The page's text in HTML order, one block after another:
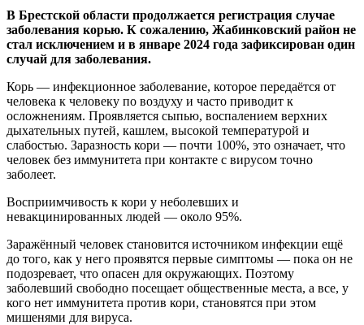
В Брестской области продолжается регистрация случае
заболевания корью. К сожалению, Жабинковский район не
стал исключением и в январе 2024 года зафиксирован один
случай для заболевания.
Корь — инфекционное заболевание, которое передаётся от
человека к человеку по воздуху и часто приводит к
осложнениям. Проявляется сыпью, воспалением верхних
дыхательных путей, кашлем, высокой температурой и
слабостью. Заразность кори — почти 100%, это означает, что
человек без иммунитета при контакте с вирусом точно
заболеет.
Восприимчивость к кори у неболевших и
невакцинированных людей — около 95%.
Заражённый человек становится источником инфекции ещё
до того, как у него проявятся первые симптомы — пока он не
подозревает, что опасен для окружающих. Поэтому
заболевший свободно посещает общественные места, а все, у
кого нет иммунитета против кори, становятся при этом
мишенями для вируса.